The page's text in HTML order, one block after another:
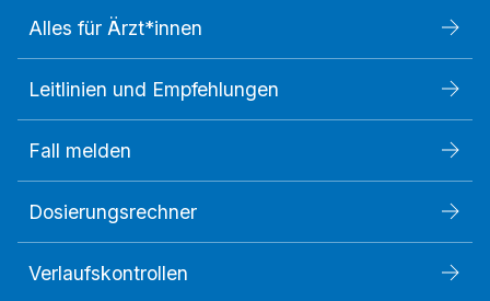
Alles für Ärzt*innen
Leitlinien und Empfehlungen
Fall melden
Dosierungsrechner
Verlaufskontrollen